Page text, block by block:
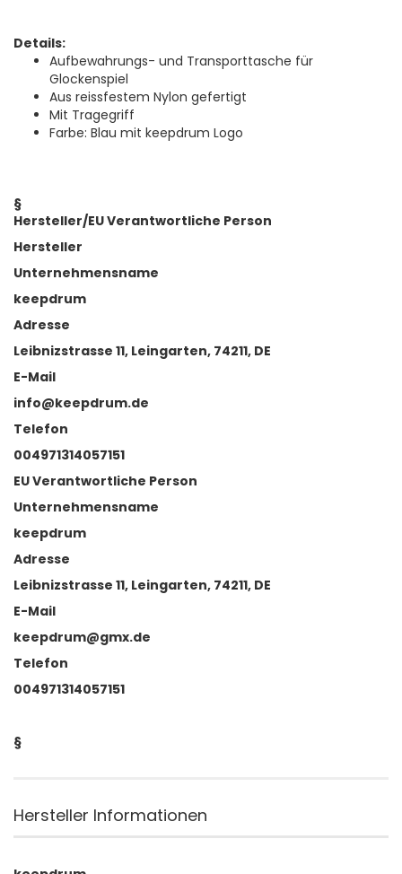
Details:
Aufbewahrungs- und Transporttasche für
Glockenspiel
Aus reissfestem Nylon gefertigt
Mit Tragegriff
Farbe: Blau mit keepdrum Logo
§
Hersteller/EU Verantwortliche Person
Hersteller
Unternehmensname
keepdrum
Adresse
Leibnizstrasse 11, Leingarten, 74211, DE
E-Mail
info@keepdrum.de
Telefon
004971314057151
EU Verantwortliche Person
Unternehmensname
keepdrum
Adresse
Leibnizstrasse 11, Leingarten, 74211, DE
E-Mail
keepdrum@gmx.de
Telefon
004971314057151
§
Hersteller Informationen